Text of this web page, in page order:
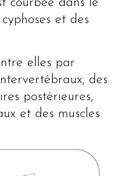
et des
elles par
des
postérieures,
et des muscles